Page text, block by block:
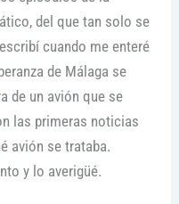
del que tan solo se
cuando me enteré
de Málaga se
de un avión que se
las primeras noticias
avión se trataba.
y lo averigüé.